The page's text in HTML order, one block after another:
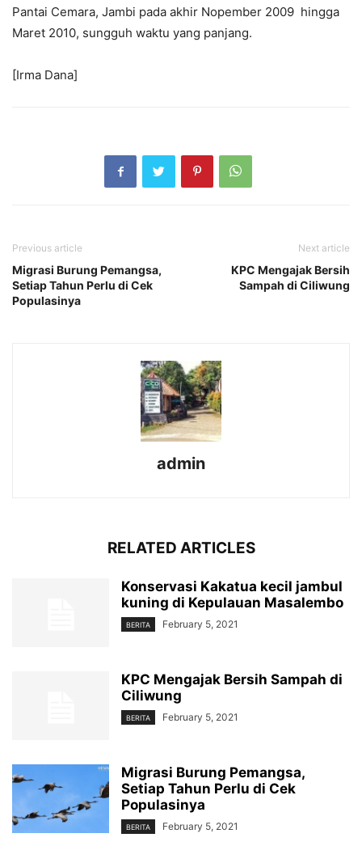
Pantai Cemara, Jambi pada akhir Nopember 2009 hingga
Maret 2010, sungguh waktu yang panjang.
[Irma Dana]
Previous article
Migrasi Burung Pemangsa,
Setiap Tahun Perlu di Cek
Populasinya
Next article
KPC Mengajak Bersih
Sampah di Ciliwung
admin
RELATED ARTICLES
Konservasi Kakatua kecil jambul
kuning di Kepulauan Masalembo
BERITA February 5, 2021
KPC Mengajak Bersih Sampah di
Ciliwung
BERITA February 5, 2021
Migrasi Burung Pemangsa,
Setiap Tahun Perlu di Cek
Populasinya
BERITA February 5, 2021